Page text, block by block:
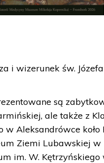
i wizerunek św.
są
ale także z
w Aleksandrówce
Ziemi Lubawskiej
im. W. Kętrzyńskiego